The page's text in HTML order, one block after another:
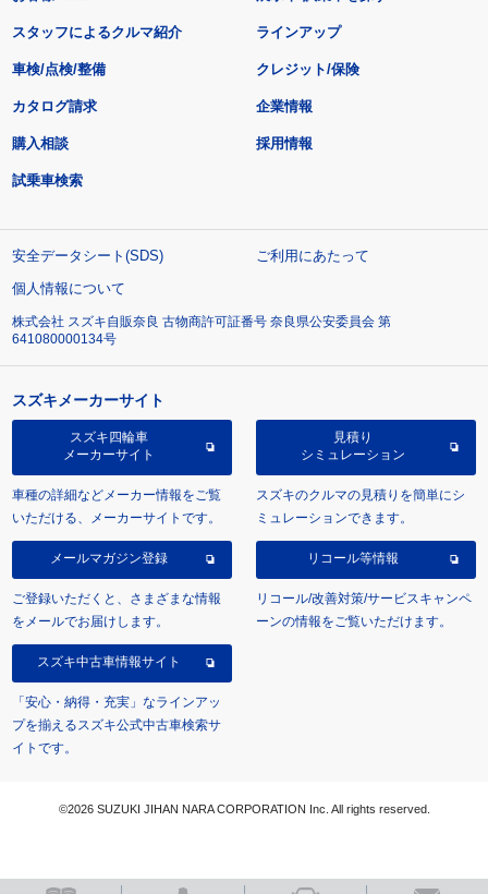
スタッフによるクルマ紹介 ラインアップ
車検/点検/整備 クレジット/保険
カタログ請求
購入相談
試乗車検索
企業情報
採用情報
安全データシート(SDS)
ご利用にあたって
個人情報について
株式会社 スズキ自販奈良 古物商許可証番号 奈良県公安委員会 第
641080000134号
スズキメーカーサイト
スズキ四輪車
メーカーサイト
車種の詳細などメーカー情報をご覧
いただける、メーカーサイトです。
見積り
シミュレーション
スズキのクルマの見積りを簡単にシ
ミュレーションできます。
メールマガジン登録
ご登録いただくと、さまざまな情報
をメールでお届けします。
リコール等情報
リコール/改善対策/サービスキャンペ
ーンの情報をご覧いただけます。
スズキ中古車情報サイト
「安心・納得・充実」なラインアッ
プを揃えるスズキ公式中古車検索サ
イトです。
©2026 SUZUKI JIHAN NARA CORPORATION Inc. All rights reserved.